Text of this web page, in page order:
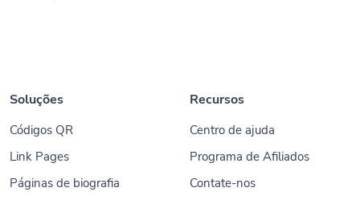
Soluções
Códigos QR
Link Pages
Páginas de biografia
Recursos
Centro de ajuda
Programa de Afiliados
Contate-nos